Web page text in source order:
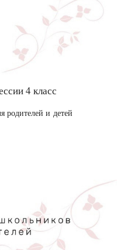
4 класс
родителей и детей